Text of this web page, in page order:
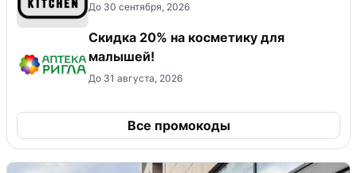
До 30 сентября, 2026
Скидка 20% на косметику для
малышей!
До 31 августа, 2026
Все промокоды